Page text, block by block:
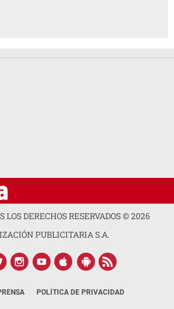
LOS DERECHOS RESERVADOS ©2026
PUBLICITARIA S.A.
POLÍTICA DE PRIVACIDAD